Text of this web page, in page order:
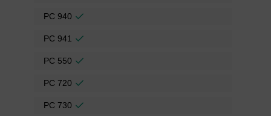
PC 940
PC 941
PC 550
PC 720
PC 730